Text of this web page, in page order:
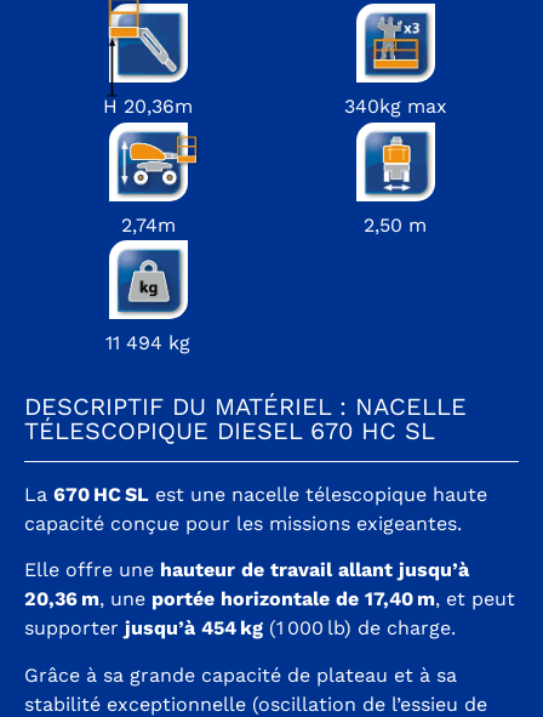
H 20,36m 340kg max
2,74m 2,50 m
11 494 kg
DESCRIPTIF DU MATÉRIEL : NACELLE
TÉLESCOPIQUE DIESEL 670 HC SL
La 670 HC SL est une nacelle télescopique haute
capacité conçue pour les missions exigeantes.
Elle offre une hauteur de travail allant jusqu’à
20,36 m, une portée horizontale de 17,40 m, et peut
supporter jusqu’à 454 kg (1 000 lb) de charge.
Grâce à sa grande capacité de plateau et à sa
stabilité exceptionnelle (oscillation de l’essieu de